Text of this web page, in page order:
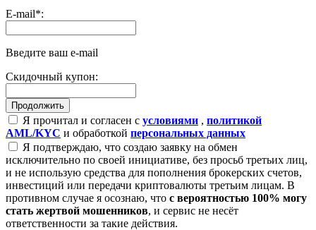
E-mail*:
Введите ваш e-mail
Скидочный купон:
Я прочитал и согласен с условиями , политикой
AML/KYC и обработкой персональных данных
Я подтверждаю, что создаю заявку на обмен
исключительно по своей инициативе, без просьб третьих лиц,
и не использую средства для пополнения брокерских счетов,
инвестиций или передачи криптовалюты третьим лицам. В
противном случае я осознаю, что с вероятностью 100% могу
стать жертвой мошенников, и сервис не несёт
ответственности за такие действия.